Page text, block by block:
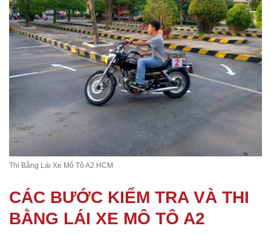
Thi Bằng Lái Xe Mô Tô A2 HCM
CÁC BƯỚC KIỂM TRA VÀ THI
BẰNG LÁI XE MÔ TÔ A2